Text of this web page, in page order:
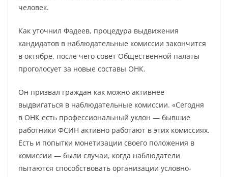
человек.
Как уточнил Фадеев, процедура выдвижения
кандидатов в наблюдательные комиссии закончится
в октябре, после чего совет Общественной палаты
проголосует за новые составы ОНК.
Он призвал граждан как можно активнее
выдвигаться в наблюдательные комиссии. «Сегодня
в ОНК есть профессиональный уклон — бывшие
работники ФСИН активно работают в этих комиссиях.
Есть и попытки монетизации своего положения в
комиссии — были случаи, когда наблюдатели
пытаются способствовать организации условно-